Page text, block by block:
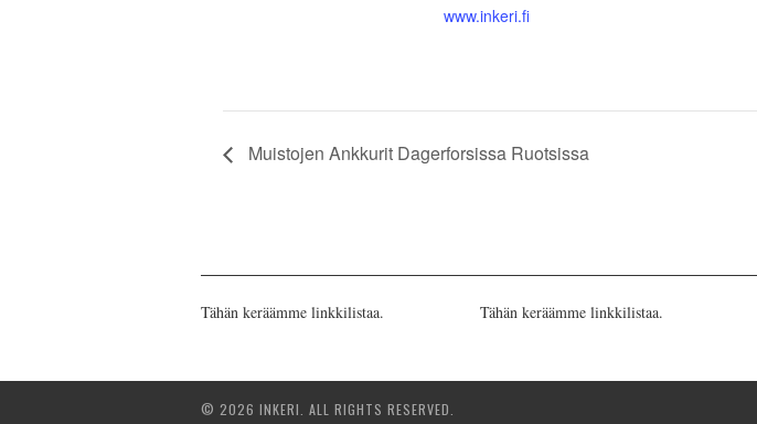
www.inkeri.fi
Muistojen Ankkurit Dagerforsissa Ruotsissa
Tähän keräämme linkkilistaa. Tähän keräämme linkkilistaa.
© 2026 INKERI. ALL RIGHTS RESERVED.